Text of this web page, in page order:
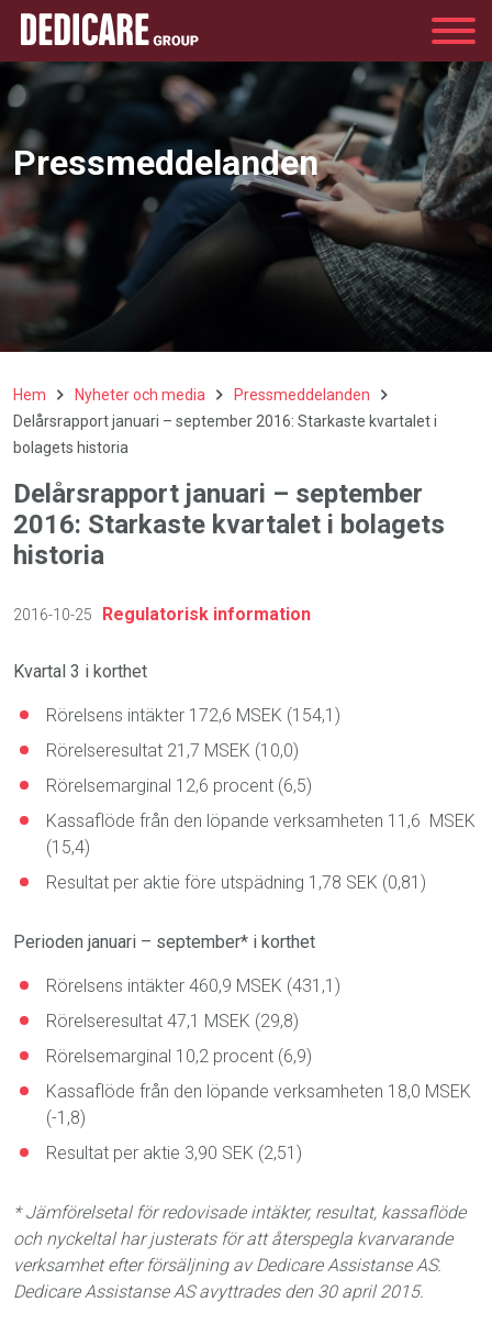
Pressmeddelanden
Hem Nyheter och media
Pressmeddelanden
Delårsrapport januari – september 2016: Starkaste kvartalet i
bolagets historia
Delårsrapport januari – september
2016: Starkaste kvartalet i bolagets
historia
2016-10-25 Regulatorisk information
Kvartal 3 i korthet
Rörelsens intäkter 172,6 MSEK (154,1)
Rörelseresultat 21,7 MSEK (10,0)
Rörelsemarginal 12,6 procent (6,5)
Kassaflöde från den löpande verksamheten 11,6 MSEK
(15,4)
Resultat per aktie före utspädning 1,78 SEK (0,81)
Perioden januari – september* i korthet
Rörelsens intäkter 460,9 MSEK (431,1)
Rörelseresultat 47,1 MSEK (29,8)
Rörelsemarginal 10,2 procent (6,9)
Kassaflöde från den löpande verksamheten 18,0 MSEK
(-1,8)
Resultat per aktie 3,90 SEK (2,51)
* Jämförelsetal för redovisade intäkter, resultat, kassaflöde
och nyckeltal har justerats för att återspegla kvarvarande
verksamhet efter försäljning av Dedicare Assistanse AS.
Dedicare Assistanse AS avyttrades den 30 april 2015.